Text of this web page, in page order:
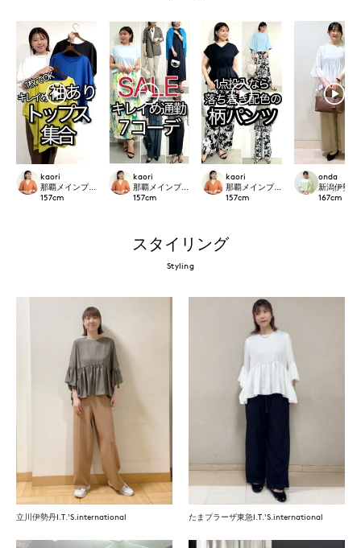
kaori
那覇メインプレイスI.T.'S.international
157cm
kaori
那覇メインプレイスI.T.'S.international
157cm
kaori
那覇メインプレイス
157cm
onda
新潟伊勢
167cm
スタイリング
Styling
立川伊勢丹I.T.'S.international たまプラーザ東急I.T.'S.international